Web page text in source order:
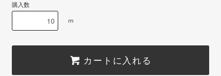
購入数
m
カートに入れる